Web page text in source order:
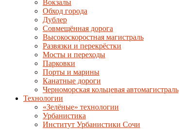
Вокзалы
Обход города
Дублер
Совмещённая дорога
Высокоскоростная магистраль
Развязки и перекрёстки
Мосты и переходы
Парковки
Порты и марины
Канатные дороги
Черноморская кольцевая автомагистраль
Технологии
«Зелёные» технологии
Урбанистика
Институт Урбанистики Сочи